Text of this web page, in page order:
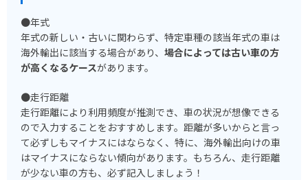
●年式
年式の新しい・古いに関わらず、特定車種の該当年式の車は
海外輸出に該当する場合があり、 場合によっては古い車の方
が高くなるケースがあります。
●走行距離
走行距離により利用頻度が推測でき、車の状況が想像できる
ので入力することをおすすめします。距離が多いからと言っ
て必ずしもマイナスにはならなく、特に、海外輸出向けの車
はマイナスにならない傾向があります。もちろん、走行距離
が少ない車の方も、必ず記入しましょう！